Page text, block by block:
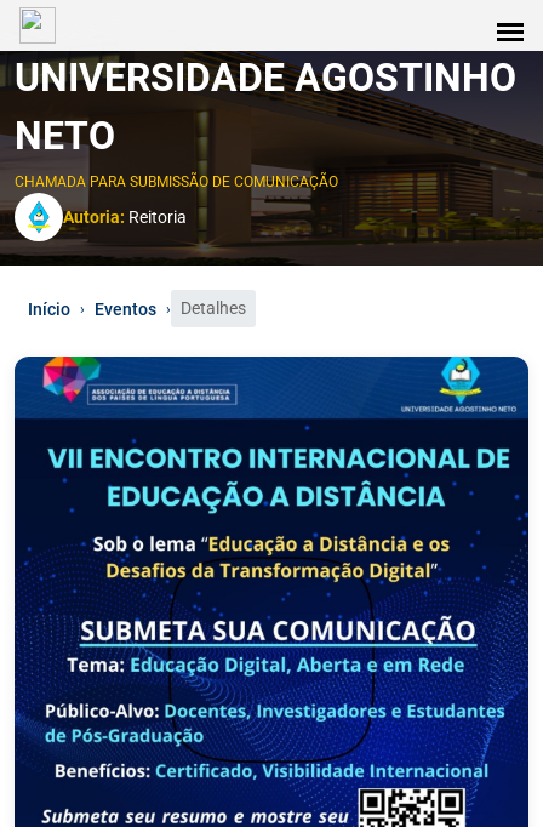
UNIVERSIDADE AGOSTINHO
NETO
CHAMADA PARA SUBMISSÃO DE COMUNICAÇÃO
Autoria: Reitoria
Início › Eventos › Detalhes
0